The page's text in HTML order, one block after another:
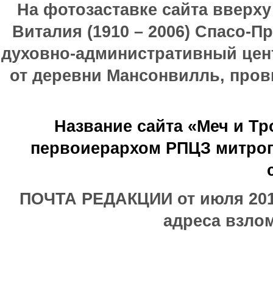
На фотозаставке сайта
Виталия (1910 – 2006) Спасо-
духовно-административный
от деревни Мансонвилль,
Название сайта «Меч и
первоиерархом РПЦЗ
ПОЧТА РЕДАКЦИИ от июля
адреса